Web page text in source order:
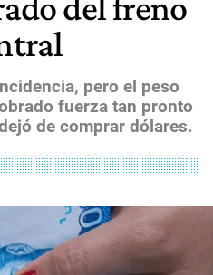
pero el peso
fuerza tan pronto
de comprar dólares.